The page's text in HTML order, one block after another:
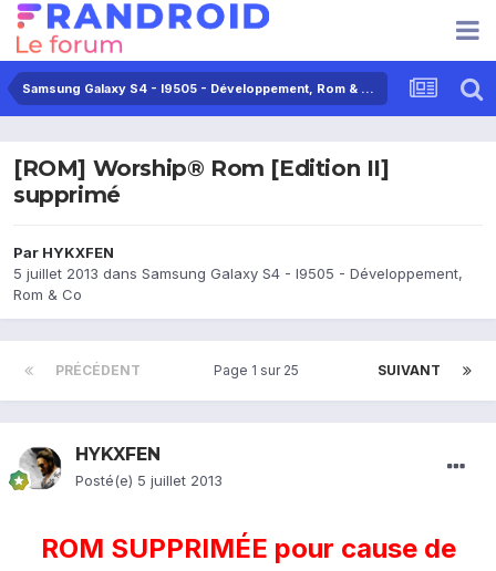
Samsung Galaxy S4 - I9505 - Développement, Rom & Co
[ROM] Worship® Rom [Edition II]
supprimé
Par HYKXFEN
5 juillet 2013 dans Samsung Galaxy S4 - I9505 - Développement,
Rom & Co
PRÉCÉDENT SUIVANT
Page 1 sur 25
HYKXFEN
Posté(e) 5 juillet 2013
ROM SUPPRIMÉE pour cause de